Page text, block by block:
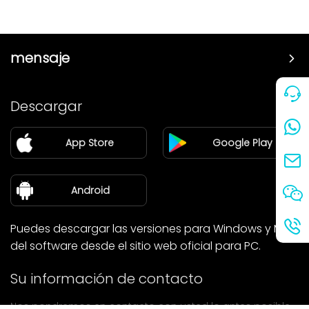
mensaje
Pareja
Blog
sobre nosotros
Descargar
App Store Google Play
Android
Puedes descargar las versiones para Windows y Mac
del software desde el sitio web oficial para PC.
Su información de contacto
Nos pondremos en contacto con usted lo antes posible.